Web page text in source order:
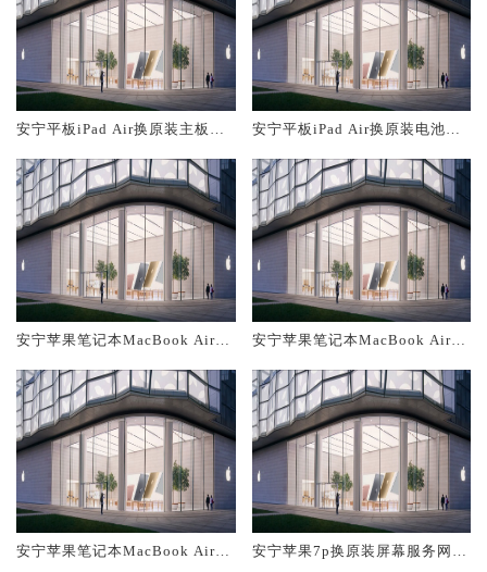
安宁平板iPad Air换原装主板维
安宁平板iPad Air换原装电池维
安宁苹果笔记本MacBook Air换
安宁苹果笔记本MacBook Air换
安宁苹果笔记本MacBook Air换
安宁苹果7p换原装屏幕服务网点